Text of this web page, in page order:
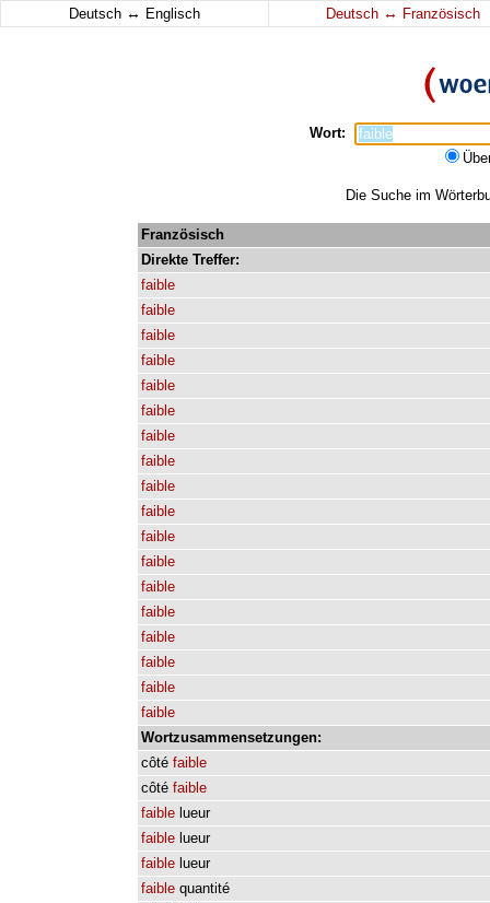
Deutsch ↔ Englisch Deutsch ↔ Französisch
Wort:
Die Suche im
Französisch
Direkte Treffer:
faible
faible
faible
faible
faible
faible
faible
faible
faible
faible
faible
faible
faible
faible
faible
faible
faible
faible
Wortzusammensetzungen:
côté faible
côté faible
faible lueur
faible lueur
faible lueur
faible quantité